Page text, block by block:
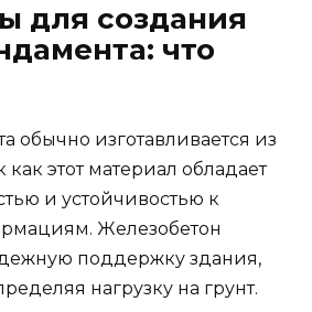
для создания
что
обычно изготавливается из
как этот материал обладает
и устойчивостью к
Железобетон
поддержку здания,
нагрузку на грунт.